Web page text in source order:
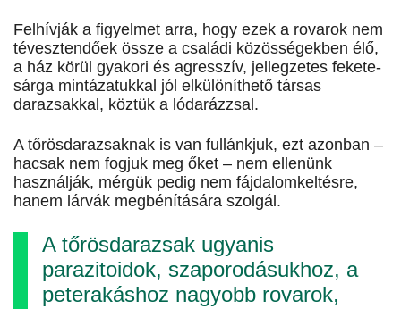
Felhívják a figyelmet arra, hogy ezek a rovarok nem
tévesztendőek össze a családi közösségekben élő,
a ház körül gyakori és agresszív, jellegzetes fekete-
sárga mintázatukkal jól elkülöníthető társas
darazsakkal, köztük a lódarázzsal.
A tőrösdarazsaknak is van fullánkjuk, ezt azonban –
hacsak nem fogjuk meg őket – nem ellenünk
használják, mérgük pedig nem fájdalomkeltésre,
hanem lárvák megbénítására szolgál.
A tőrösdarazsak ugyanis
parazitoidok, szaporodásukhoz, a
peterakáshoz nagyobb rovarok,